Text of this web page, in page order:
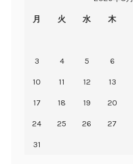
月 火 水 木
3 4 5 6
10 11 12 13
17 18 19 20
24 25 26 27
31